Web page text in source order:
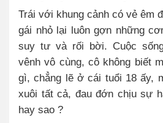
Trái với khung cảnh có vẻ êm
gái nhỏ lại luôn gợn những
suy tư và rối bời. Cuộc
vênh vô cùng, cô không biết
gì, chẳng lẽ ở cái tuổi 18 ấy,
xuôi tất cả, đau đớn chịu sự
hay sao ?